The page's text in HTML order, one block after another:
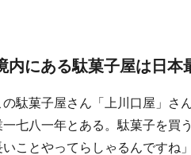
内にある駄菓子屋は日本
の駄菓子屋さん「上川口屋」さ
一七八一年とある。駄菓子を買
いことやってらしゃるんですね」